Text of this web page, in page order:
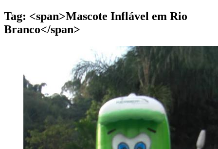
Tag: <span>Mascote Inflável em Rio
Branco</span>